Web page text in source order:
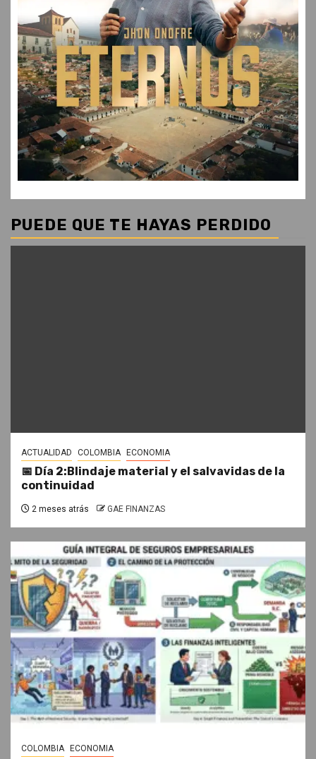
PUEDE QUE TE HAYAS PERDIDO
ACTUALIDAD COLOMBIA ECONOMIA
📅 Día 2:Blindaje material y el salvavidas de la
continuidad
2 meses atrás GAE FINANZAS
COLOMBIA ECONOMIA